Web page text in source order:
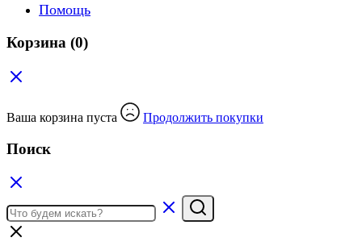
Помощь
Корзина (0)
Ваша корзина пуста Продолжить покупки
Поиск